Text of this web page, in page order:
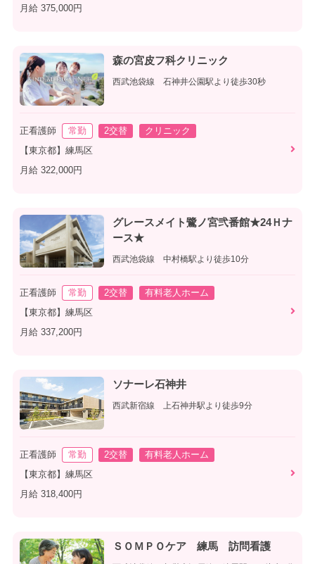
月給 375,000円
森の宮皮フ科クリニック
西武池袋線 石神井公園駅より徒歩30秒
正看護師 常勤 2交替
クリニック
【東京都】練馬区
月給 322,000円
グレースメイト鷺ノ宮弐番館★24Ｈナ
ース★
西武池袋線 中村橋駅より徒歩10分
正看護師 常勤 2交替
有料老人ホーム
【東京都】練馬区
月給 337,200円
ソナーレ石神井
西武新宿線 上石神井駅より徒歩9分
正看護師 常勤 2交替
有料老人ホーム
【東京都】練馬区
月給 318,400円
ＳＯＭＰＯケア 練馬 訪問看護